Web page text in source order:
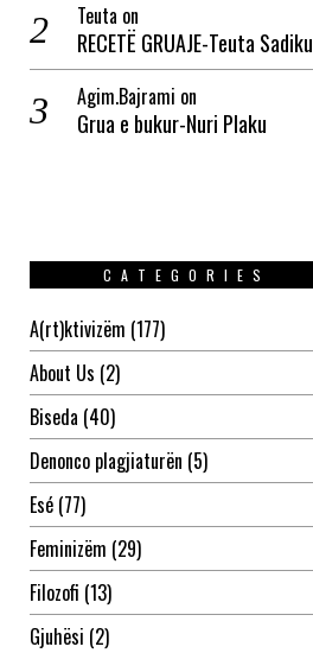
Teuta on
RECETË GRUAJE-Teuta Sadiku
Agim.Bajrami on
Grua e bukur-Nuri Plaku
CATEGORIES
A(rt)ktivizëm (177)
About Us (2)
Biseda (40)
Denonco plagjiaturën (5)
Esé(77)
Feminizëm (29)
Filozofi (13)
Gjuhësi (2)